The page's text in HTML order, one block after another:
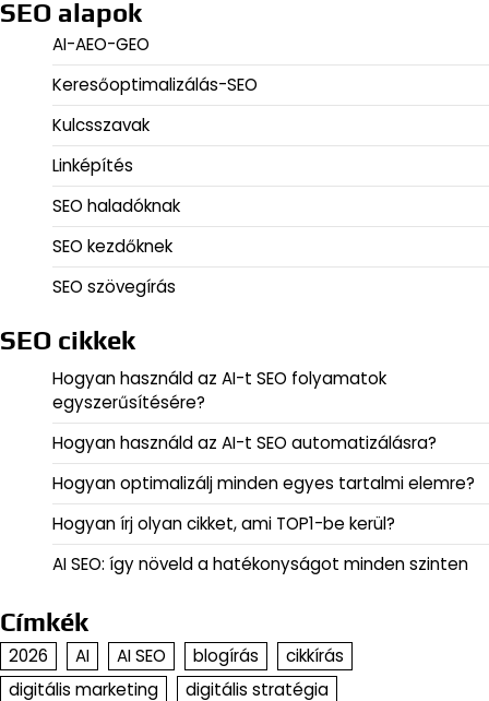
SEO alapok
AI-AEO-GEO
Keresőoptimalizálás-SEO
Kulcsszavak
Linképítés
SEO haladóknak
SEO kezdőknek
SEO szövegírás
SEO cikkek
Hogyan használd az AI-t SEO folyamatok
egyszerűsítésére?
Hogyan használd az AI-t SEO automatizálásra?
Hogyan optimalizálj minden egyes tartalmi elemre?
Hogyan írj olyan cikket, ami TOP1-be kerül?
AI SEO: így növeld a hatékonyságot minden szinten
Címkék
2026 AI AI SEO blogírás
cikkírás
digitális marketing
digitális stratégia